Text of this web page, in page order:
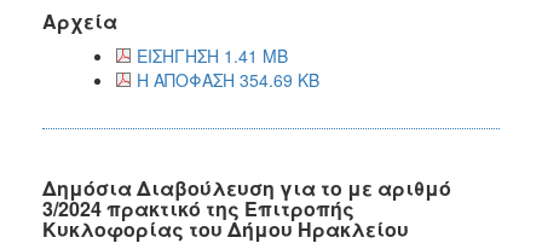
Αρχεία
ΕΙΣΗΓΗΣΗ 1.41 MB
Η ΑΠΟΦΑΣΗ 354.69 KB
Δημόσια Διαβούλευση για το με αριθμό
3/2024 πρακτικό της Επιτροπής
Κυκλοφορίας του Δήμου Ηρακλείου